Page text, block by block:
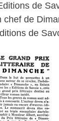
de
chef de
de